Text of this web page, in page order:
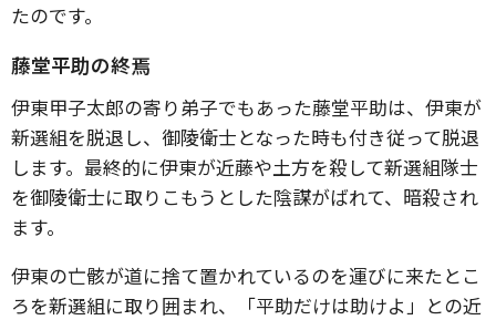
たのです。
藤堂平助の終焉
伊東甲子太郎の寄り弟子でもあった藤堂平助は、伊東が
新選組を脱退し、御陵衛士となった時も付き従って脱退
します。最終的に伊東が近藤や土方を殺して新選組隊士
を御陵衛士に取りこもうとした陰謀がばれて、暗殺され
ます。
伊東の亡骸が道に捨て置かれているのを運びに来たとこ
ろを新選組に取り囲まれ、「平助だけは助けよ」との近